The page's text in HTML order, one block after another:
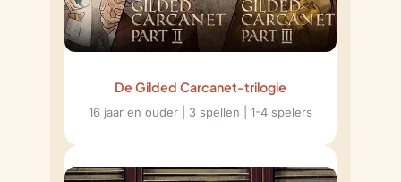
De Gilded Carcanet-trilogie
16 jaar en ouder | 3 spellen | 1-4 spelers